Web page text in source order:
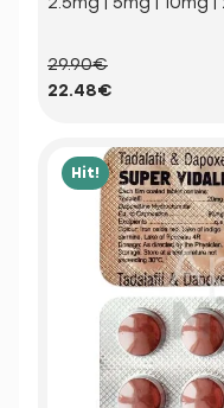
29.90€
22.48€
Hit!